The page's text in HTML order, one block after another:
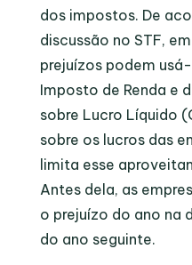
dos impostos. De
discussão no STF,
prejuízos podem
Imposto de Renda e
sobre Lucro Líquido
sobre os lucros das
limita esse
Antes dela, as
o prejuízo do ano na
do ano seguinte.